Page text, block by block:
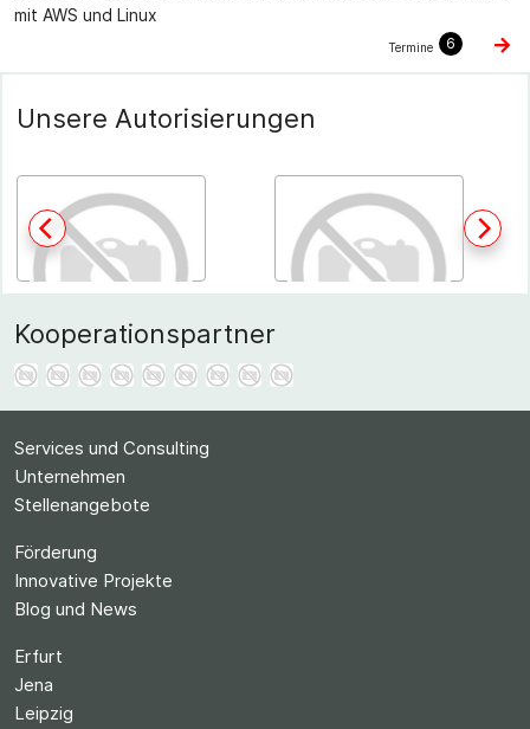
mit AWS und Linux
Termine 6
Unsere Autorisierungen
Kooperationspartner
Services und Consulting
Unternehmen
Stellenangebote
Förderung
Innovative Projekte
Blog und News
Erfurt
Jena
Leipzig